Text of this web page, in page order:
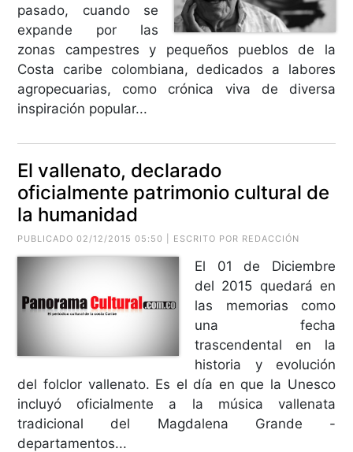
pasado, cuando se
expande por las
zonas campestres y pequeños pueblos de la
Costa caribe colombiana, dedicados a labores
agropecuarias, como crónica viva de diversa
inspiración popular...
El vallenato, declarado
oficialmente patrimonio cultural de
la humanidad
PUBLICADO 02/12/2015 05:50 | ESCRITO POR REDACCIÓN
El 01 de Diciembre
del 2015 quedará en
las memorias como
una fecha
trascendental en la
historia y evolución
del folclor vallenato. Es el día en que la Unesco
incluyó oficialmente a la música vallenata
tradicional del Magdalena Grande -
departamentos...